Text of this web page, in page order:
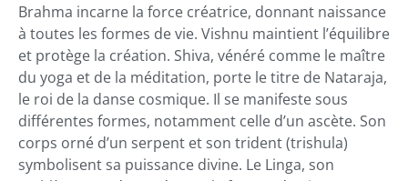
Brahma incarne la force créatrice, donnant naissance
à toutes les formes de vie. Vishnu maintient l’équilibre
et protège la création. Shiva, vénéré comme le maître
du yoga et de la méditation, porte le titre de Nataraja,
le roi de la danse cosmique. Il se manifeste sous
différentes formes, notamment celle d’un ascète. Son
corps orné d’un serpent et son trident (trishula)
symbolisent sa puissance divine. Le Linga, son